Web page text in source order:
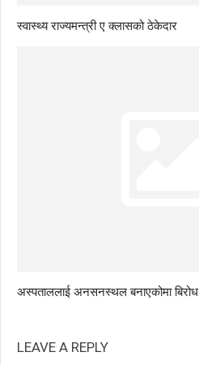
स्वास्थ्य राज्यमन्त्री ए क्लासको ठेकेदार
अस्पताललाई अनसनस्थल बनाएकोमा बिरोध
LEAVE A REPLY